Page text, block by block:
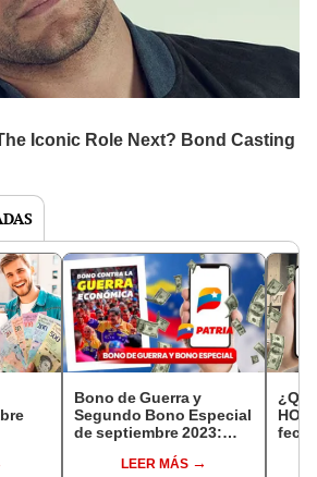
Bono de Guerra y
Segundo Bono Especial
de septiembre 2023:
y últimas noticias
LEER MÁS